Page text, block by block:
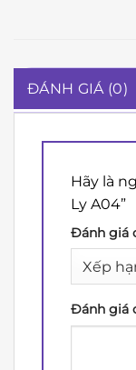
ĐÁNH GIÁ (0)
Hãy là
Ly A04”
Đánh giá
Đánh giá